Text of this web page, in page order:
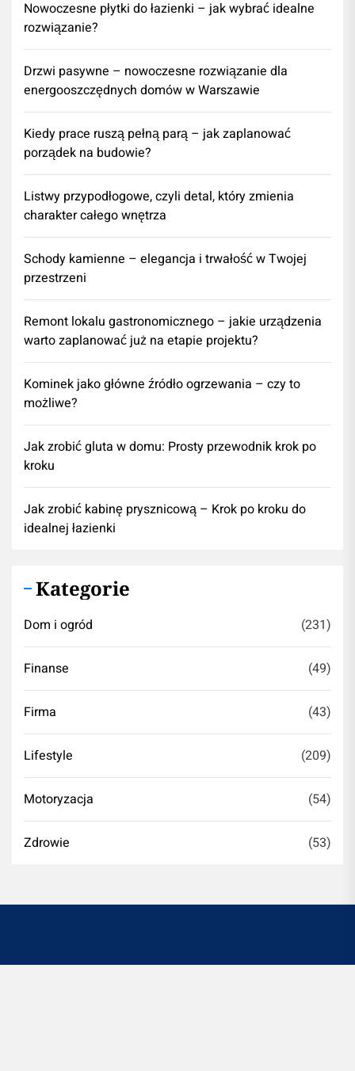
Nowoczesne płytki do łazienki – jak wybrać idealne
rozwiązanie?
Drzwi pasywne – nowoczesne rozwiązanie dla
energooszczędnych domów w Warszawie
Kiedy prace ruszą pełną parą – jak zaplanować
porządek na budowie?
Listwy przypodłogowe, czyli detal, który zmienia
charakter całego wnętrza
Schody kamienne – elegancja i trwałość w Twojej
przestrzeni
​Remont lokalu gastronomicznego – jakie urządzenia
warto zaplanować już na etapie projektu?
Kominek jako główne źródło ogrzewania – czy to
możliwe?
Jak zrobić gluta w domu: Prosty przewodnik krok po
kroku
Jak zrobić kabinę prysznicową – Krok po kroku do
idealnej łazienki
Kategorie
Dom i ogród (231)
Finanse (49)
Firma (43)
Lifestyle (209)
Motoryzacja (54)
Zdrowie (53)